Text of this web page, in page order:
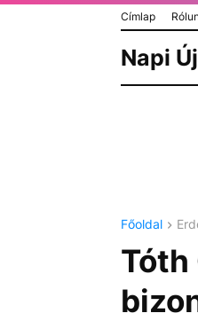
Címlap
Napi
Főoldal
Tóth